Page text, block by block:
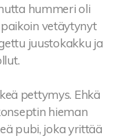
hummeri oli
vetäytynyt
juustokakku ja
pettymys. Ehkä
hieman
pubi, joka yrittää